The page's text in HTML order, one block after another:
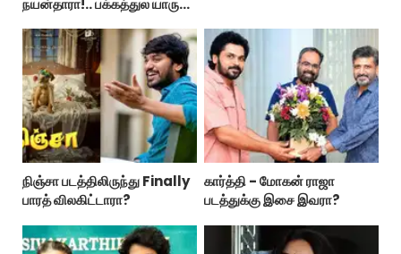
நயன்தாரா!.. பக்கத்துல யாரு
நிஞ்சா படத்திலிருந்து Finally
பாரத் விலகிட்டாரா?
கார்த்தி - மோகன் ராஜா
படத்துக்கு இசை இவரா?